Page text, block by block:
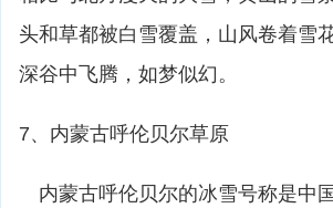
头和草都被白雪覆盖，山风卷着雪
深谷中飞腾，如梦似幻。
7、内蒙古呼伦贝尔草原
内蒙古呼伦贝尔的冰雪号称是中